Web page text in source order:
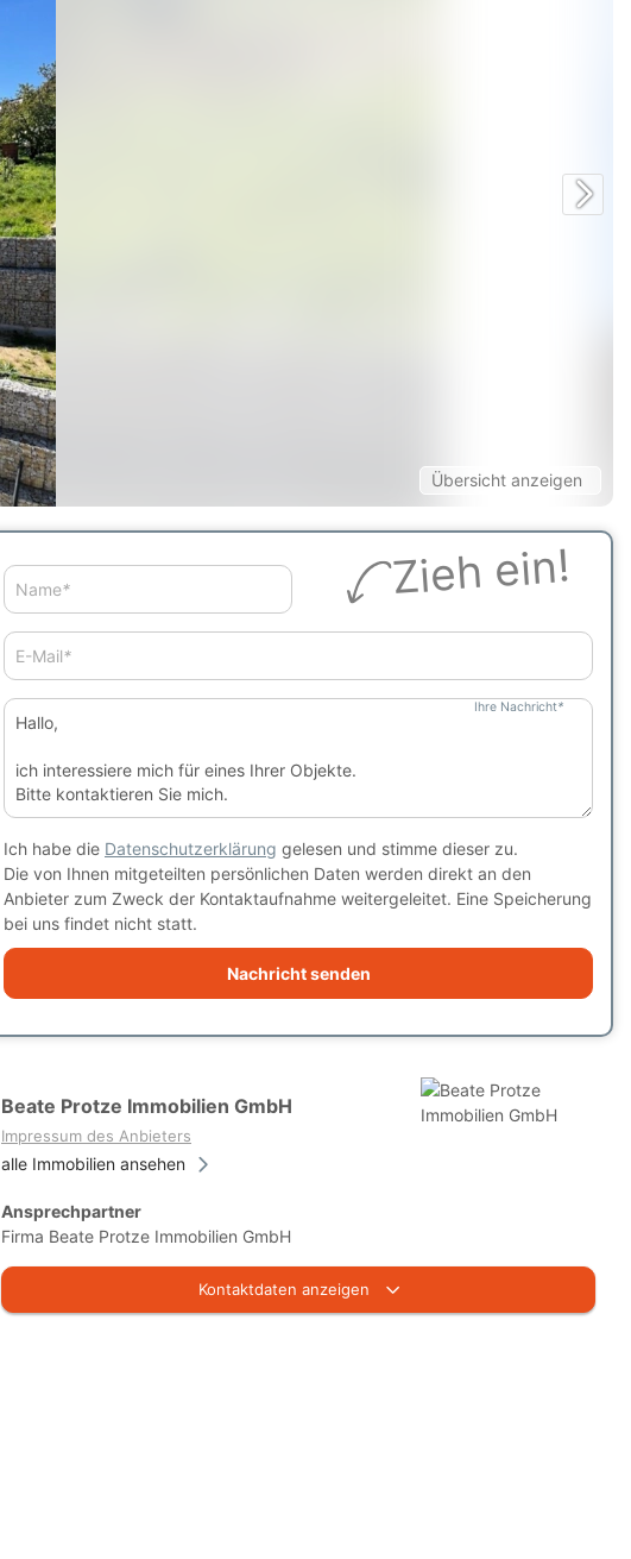
Übersicht anzeigen
Zieh ein!
Name*
E-Mail*
Ihre Nachricht*
Ich habe die Datenschutzerklärung gelesen und stimme dieser zu.
Die von Ihnen mitgeteilten persönlichen Daten werden direkt an den
Anbieter zum Zweck der Kontaktaufnahme weitergeleitet. Eine Speicherung
bei uns findet nicht statt.
Nachricht senden
Beate Protze Immobilien GmbH
Impressum des Anbieters
alle Immobilien ansehen
Ansprechpartner
Firma Beate Protze Immobilien GmbH
Kontaktdaten anzeigen